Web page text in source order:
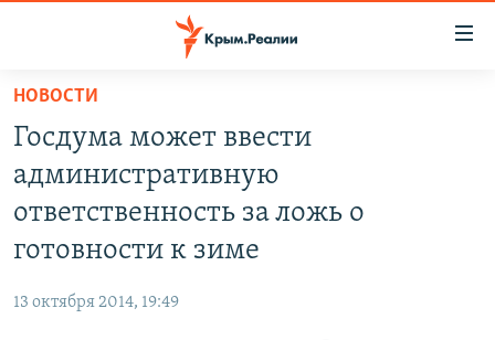
Вернуться
основному
содержанию
главной
Вернутся
СПЕЦПРОЕКТЫ
ИНТЕРАКТИВ
РАДІО СВОБОДА
НОВОСТИ
Госдума может ввести
административную
ответственность за ложь о
готовности к зиме
13 октября 2014, 19:49